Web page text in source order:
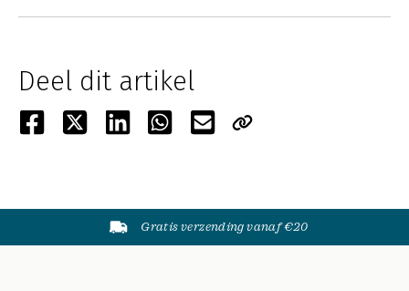
Deel dit artikel
Gratis verzending vanaf €20